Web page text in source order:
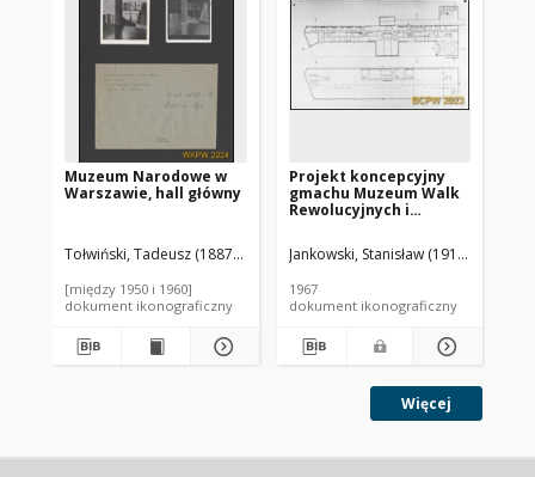
Muzeum Narodowe w
Warszawie, hall główny
Tołwiński, Tadeusz (1887-1951). Autor
[między 1950 i 1960]
dokument ikonograficzny
Projekt koncepcyjny
gmachu Muzeum Walk
Rewolucyjnych i
Warszawie - Konkurs
SARP nr 392 : praca nr
równorzędna. Zdj. 1,
Rzuty poziomów -3.80,
Jankowski, Stanisław (1911-2002).
1967
dokument ikonograficzny
Więcej